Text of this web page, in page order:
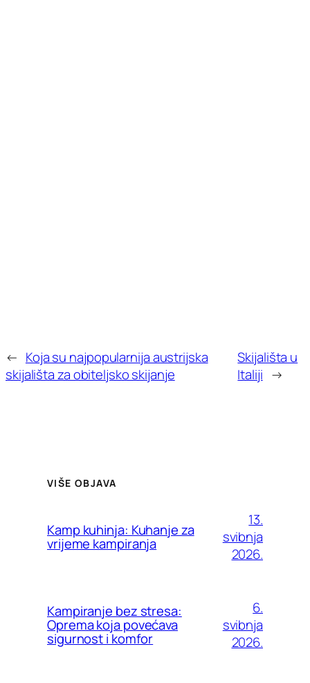
← Koja su najpopularnija austrijska
skijališta za obiteljsko skijanje
Skijališta u
Italiji →
VIŠE OBJAVA
Kamp kuhinja: Kuhanje za
vrijeme kampiranja
13.
svibnja
2026.
Kampiranje bez stresa:
Oprema koja povećava
sigurnost i komfor
6.
svibnja
2026.